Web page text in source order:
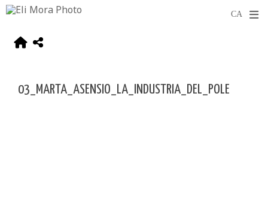
03_MARTA_ASENSIO_LA_INDUSTRIA_DEL_POLE